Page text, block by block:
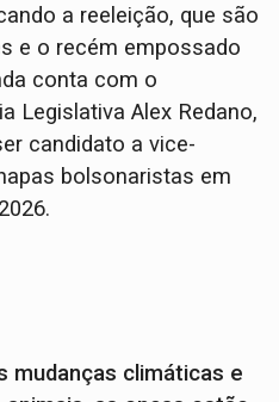
a reeleição, que são
e o recém empossado
conta com o
Legislativa Alex Redano,
candidato a vice-
bolsonaristas em
mudanças climáticas e